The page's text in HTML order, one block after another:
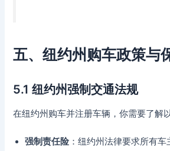
五、纽约州购车政策与
5.1 纽约州强制交通法规
在纽约州购车并注册车辆，你需要了解
强制责任险 ：纽约州法律要求所有